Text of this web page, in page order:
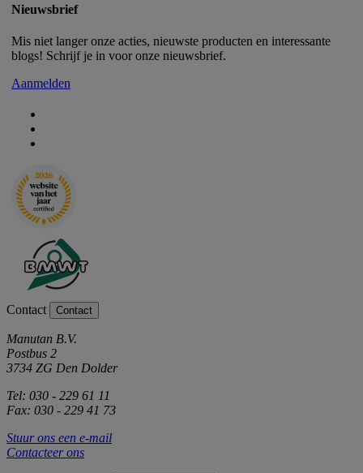
Nieuwsbrief
Mis niet langer onze acties, nieuwste producten en interessante
blogs! Schrijf je in voor onze nieuwsbrief.
Aanmelden
Contact Contact
Manutan B.V.
Postbus 2
3734 ZG Den Dolder
Tel: 030 - 229 61 11
Fax: 030 - 229 41 73
Stuur ons een e-mail
Contacteer ons